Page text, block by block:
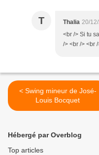
T Thalia 20/
<br /> Si tu
/> <br /> <br
< Swing mineur de José-
Louis Bocquet
Hébergé par Overblog
Top articles